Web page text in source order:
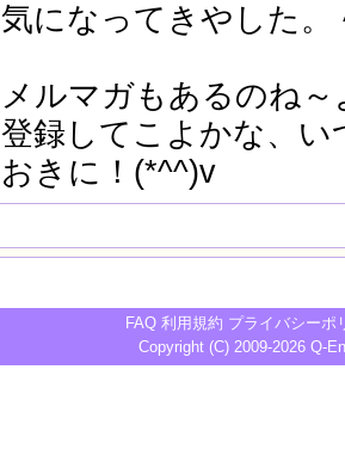
気になってきやした。
メルマガもあるのね
登録してこよかな、
おきに！(*^^)v
FAQ 利用規約 プライバシーポ
Copyright (C) 2009-2026 Q-